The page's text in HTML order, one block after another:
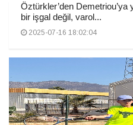
Öztürkler’den Demetriou’ya
bir işgal değil, varol...
2025-07-16 18:02:04